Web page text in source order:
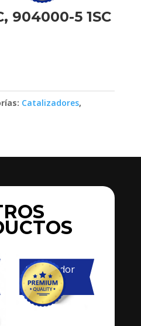
904000-5 1SC
Catalizadores,
Catalizador
Primario